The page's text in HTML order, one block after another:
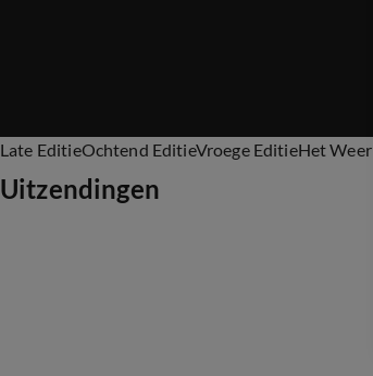
Late EditieOchtend EditieVroege EditieHet Weer
Uitzendingen